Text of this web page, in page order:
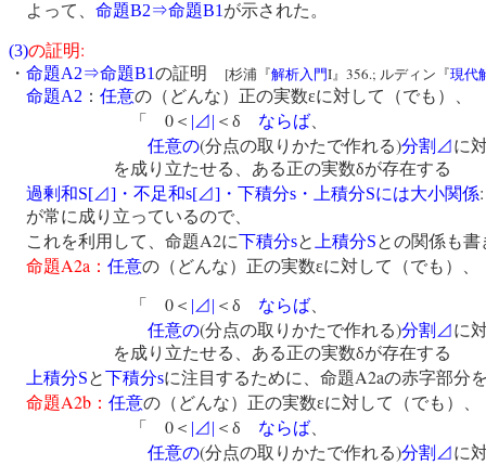
よって、 命題B2⇒命題B1 が示された。
(3)の証明:
・ 命題A2⇒命題B1の証明 [杉浦『解析入門I 』 356.; ルディン『現代
命題A2 ： 任意の（どんな）正の実数εに対して（でも）
「 0 ＜ | ⊿| ＜δ ならば
任意の(分点の取りかたで作れる)分割⊿に
を成り立たせる、ある正の実数δが存在する
過剰和S[⊿] ・不足和s[⊿] ・下積分s ・上積分Sには大小関係
が常に成り立っているので、
これを利用して、命題A2に下積分sと 上積分Sとの関係も
命題A2a ： 任意の（どんな）正の実数εに対して（でも）
「 0 ＜ | ⊿| ＜δ ならば
任意の(分点の取りかたで作れる)分割⊿に
を成り立たせる、ある正の実数δが存
上積分Sと下積分sに注目するために、命題A2aの赤字部
命題A2b ： 任意の（どんな）正の実数εに対して（でも）
「 0 ＜ | ⊿| ＜δ ならば
任意の(分点の取りかたで作れる)分割⊿に